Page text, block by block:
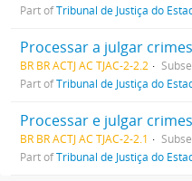
Part ofTribunal de Justiça do
BR BR ACTJ AC TJAC-2-2.2
Part ofTribunal de Justiça do
Processar e julgar
BR BR ACTJ AC TJAC-2-2.1
Part ofTribunal de Justiça do